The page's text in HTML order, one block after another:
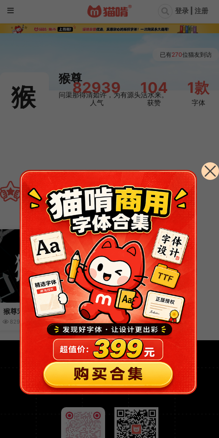
登录 | 注册
猴
猴尊
问渠那得清如许，为有源头活水来。
82939
人气
104
获赞
1款
字体
已有270位猫友到访
 TA发布的免费字体
猴尊宋体
82939 21014 赞(104)
免费开源可商用的字体网站
关注猫啃网，获取全网最新免费可商用字体资讯！